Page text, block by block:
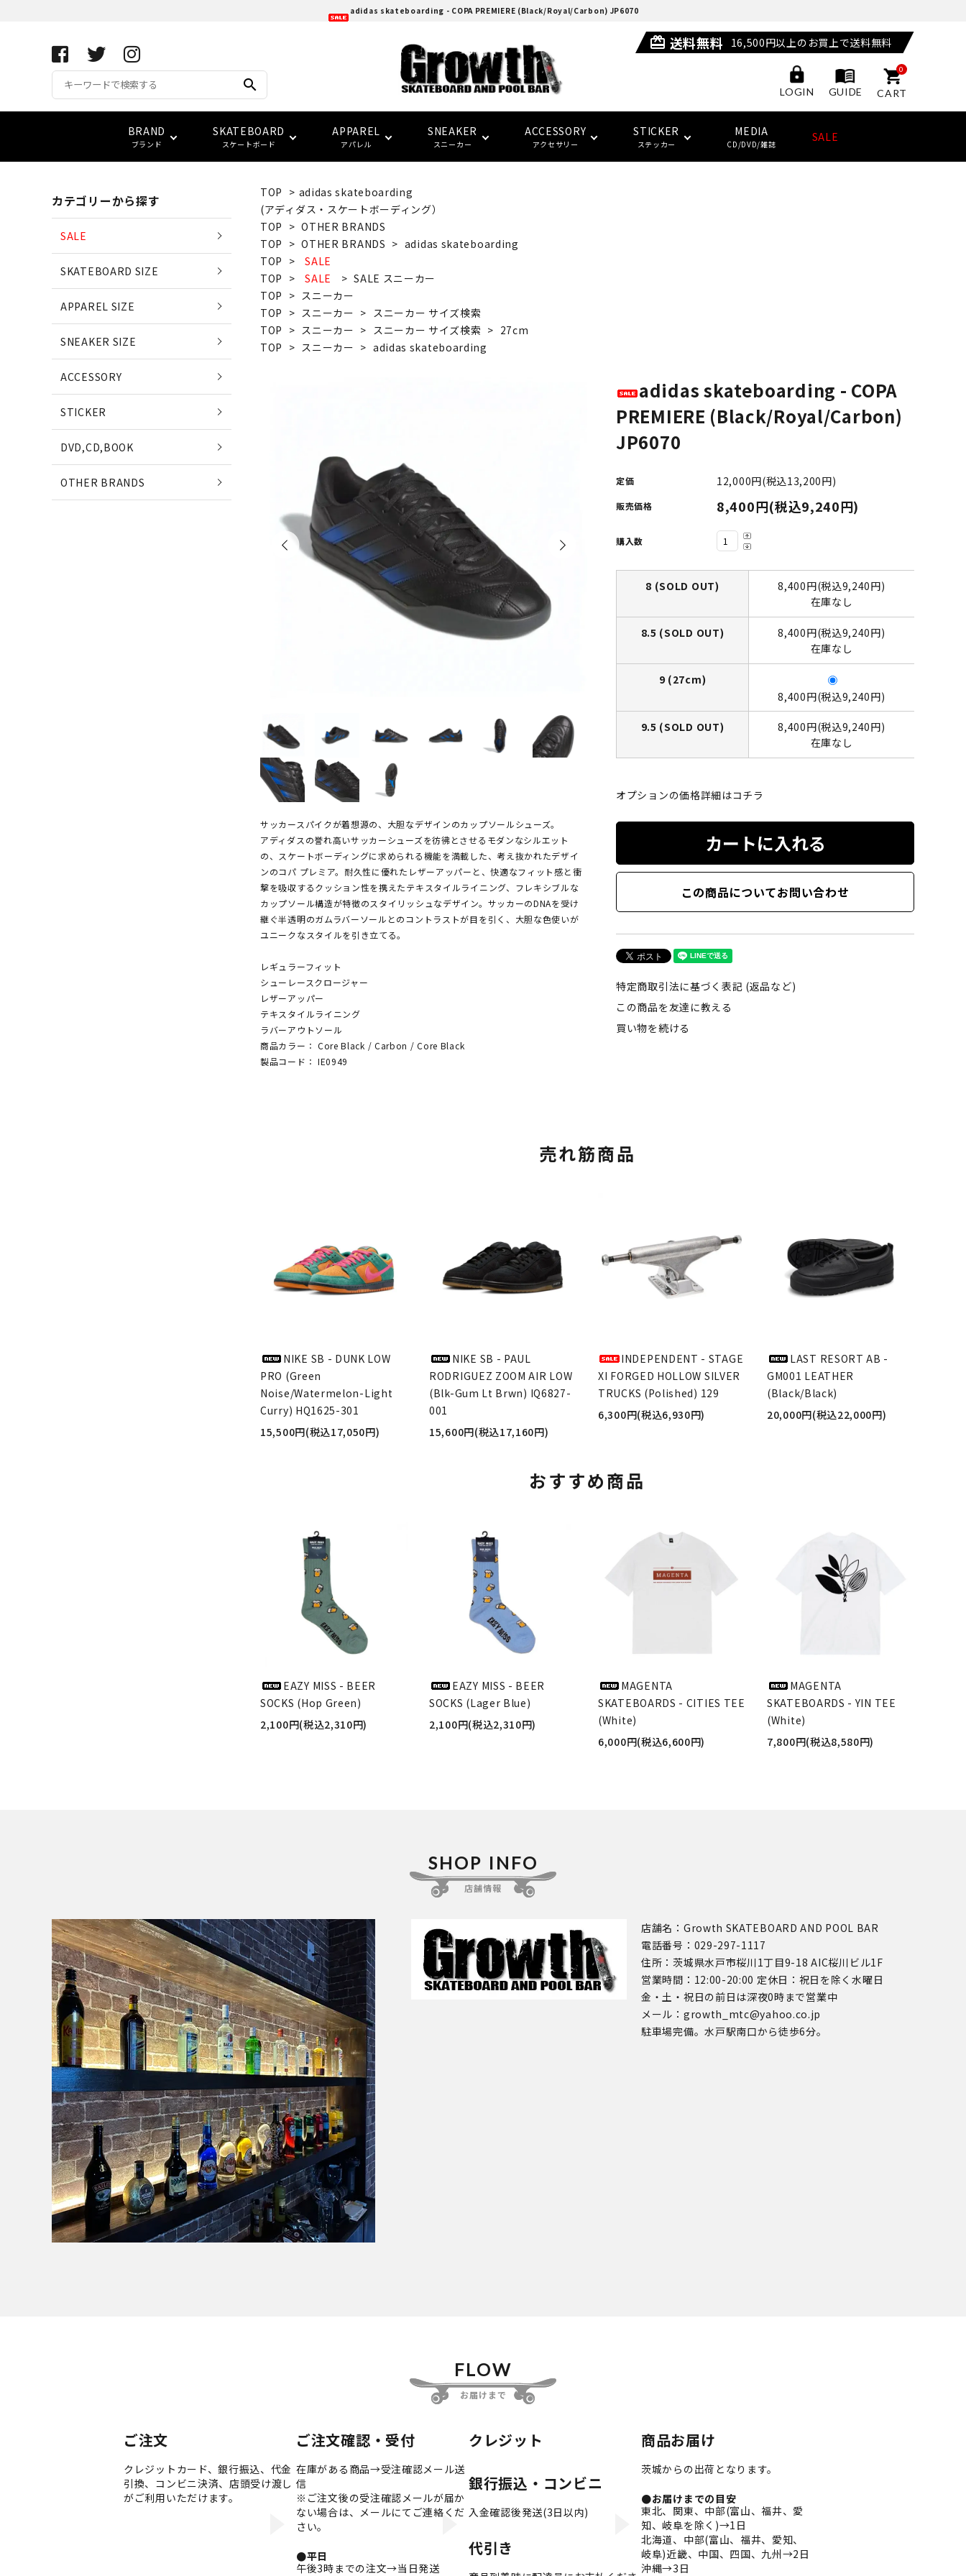
adidas skateboarding - COPA PREMIERE (Black/Royal/Carbon) JP6070
search
card_giftcard 送料無料 16,500円以上のお買上で送料無料
LOGIN GUIDE
0
CART
BRAND
ブランド
APRIL SKATEBOARDS
EAZY MISS
(イージー・ミス)
EDGLRD
(エッジ・ロード)
HARD BODY
(ハードボディ)
POLAR SKATE CO
(ポーラースケートカンパニー)
(クウォータースナックス)
HOCKEY SKATEBOARDS
(ホッケー・スケートボード)
MAGENTA SKATEBOARDS
(マゼンタ・スケートボード)
SLD SKATEBOARDS
(エスエルディー)
PALACE
(パレス)
(タイトブース)
(アディダス・スケートボーディング)
NEW BALANCE NUMERIC
(ニューバランス ヌメリック)
(ヴァンズ)
Growth
(グロース)
SKATEBOARD
スケートボード
コンプリート(完成品) スケートボードデッキ
ベアリング
セーフティーギア
APPAREL
アパレル
アパレル サイズ別一覧 Tシャツ
スウェット
SNEAKER
スニーカー
サイズ検索 adidas skatebording
vans
ACCESSORY
アクセサリー
キーホルダー ウォレット/ポーチ
ベルト
STICKER
ステッカー
FUCKING AWESOME HOCKEY
LOWCARD
MEDIA
CD/DVD/雑誌 SALE
TOP > adidas skateboarding
(アディダス・スケートボーディング）
TOP > OTHER BRANDS
TOP > OTHER BRANDS > adidas skateboarding
TOP >
SALE
TOP > SALE > SALE スニーカー
TOP > スニーカー
TOP > スニーカー > スニーカー サイズ検索
TOP > スニーカー > スニーカー サイズ検索 > 27cm
TOP > スニーカー > adidas skateboarding
サッカースパイクが着想源の、大胆なデザインのカップソールシューズ。
アディダスの誉れ高いサッカーシューズを彷彿とさせるモダンなシルエット
の、スケートボーディングに求められる機能を満載した、考え抜かれたデザイ
ンのコパ プレミア。耐久性に優れたレザーアッパーと、快適なフィット感と衝
撃を吸収するクッション性を携えたテキスタイルライニング、フレキシブルな
カップソール構造が特徴のスタイリッシュなデザイン。サッカーのDNAを受け
継ぐ半透明のガムラバーソールとのコントラストが目を引く、大胆な色使いが
ユニークなスタイルを引き立てる。
レギュラーフィット
シューレースクロージャー
レザーアッパー
テキスタイルライニング
ラバーアウトソール
商品カラー： Core Black / Carbon / Core Black
製品コード： IE0949
adidas skateboarding - COPA
PREMIERE (Black/Royal/Carbon)
JP6070
定価 12,000円(税込13,200円)
販売価格 8,400円(税込9,240円)
購入数
8 (SOLD OUT)
8,400円(税込9,240円)
在庫なし
8.5 (SOLD OUT)
8,400円(税込9,240円)
在庫なし
9 (27cm)
8,400円(税込9,240円)
9.5 (SOLD OUT)
8,400円(税込9,240円)
在庫なし
オプションの価格詳細はコチラ
カートに入れる
この商品についてお問い合わせ
特定商取引法に基づく表記 (返品など)
この商品を友達に教える
買い物を続ける
売れ筋商品
NIKE SB - DUNK LOW
PRO (Green
Noise/Watermelon-Light
Curry) HQ1625-301
15,500円(税込17,050円)
NIKE SB - PAUL
RODRIGUEZ ZOOM AIR LOW
(Blk-Gum Lt Brwn) IQ6827-
001
15,600円(税込17,160円)
INDEPENDENT - STAGE
XI FORGED HOLLOW SILVER
TRUCKS (Polished) 129
6,300円(税込6,930円)
LAST RESORT AB -
GM001 LEATHER
(Black/Black)
20,000円(税込22,000円)
おすすめ商品
EAZY MISS - BEER
SOCKS (Hop Green)
2,100円(税込2,310円)
EAZY MISS - BEER
SOCKS (Lager Blue)
2,100円(税込2,310円)
MAGENTA
SKATEBOARDS - CITIES TEE
(White)
6,000円(税込6,600円)
MAGENTA
SKATEBOARDS - YIN TEE
(White)
7,800円(税込8,580円)
カテゴリーから探す
SALE
SKATEBOARD SIZE
APPAREL SIZE
SNEAKER SIZE
ACCESSORY
STICKER
DVD,CD,BOOK
OTHER BRANDS
SHOP INFO
店舗情報
店舗名：Growth SKATEBOARD AND POOL BAR
電話番号：029-297-1117
住所：茨城県水戸市桜川1丁目9-18 AIC桜川ビル1F
営業時間：12:00-20:00 定休日：祝日を除く水曜日
金・土・祝日の前日は深夜0時まで営業中
メール：growth_mtc@yahoo.co.jp
駐車場完備。水戸駅南口から徒歩6分。
FLOW
お届けまで
ご注文
クレジットカード、銀行振込、代金
引換、コンビニ決済、店頭受け渡し
がご利用いただけます。
ご注文確認・受付
在庫がある商品→受注確認メール送
信
※ご注文後の受注確認メールが届か
ない場合は、メールにてご連絡くだ
さい。
●平日
午後3時までの注文→当日発送
クレジット
銀行振込・コンビニ
入金確認後発送(3日以内)
代引き
商品お届け
茨城からの出荷となります。
●お届けまでの目安
東北、関東、中部(富山、福井、愛
知、岐阜を除く)→1日
北海道、中部(富山、福井、愛知、
岐阜)近畿、中国、四国、九州→2日
沖縄→3日